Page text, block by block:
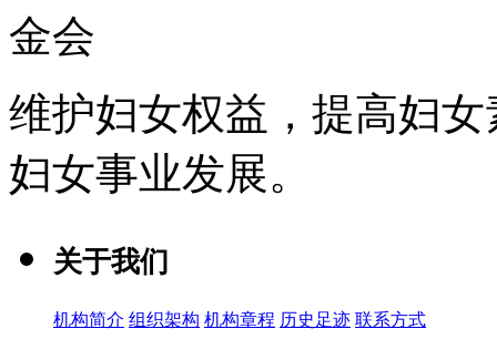
维护妇女权益，提高妇
妇女事业发展。
关于我们
机构简介 组织架构 机构章程 历史足迹 联系方式